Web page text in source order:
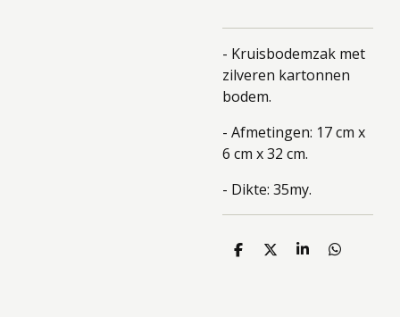
- Kruisbodemzak met
zilveren kartonnen
bodem.
- Afmetingen: 17 cm x
6 cm x 32 cm.
- Dikte: 35my.
D
D
S
D